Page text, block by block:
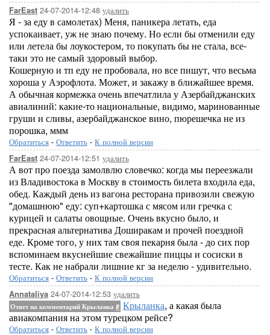
FarEast 24-07-2014-12:48 удалить
Я - за еду в самолетах) Меня, паникера летать, еда
успокаивает, уж не знаю почему. Но если бы отменили еду
или летела бы лоукостером, то покупать бы не стала, все-
таки это не самый здоровый выбор.
Кошерную и тп еду не пробовала, но все пишут, что весьма
хороша у Аэрофлота. Может, и закажу в ближайшее время.
А обычная кормежка очень впечатлила у Азербайджанских
авиалиний: какие-то национальные, видимо, маринованные
груши и сливы, азербайджанское вино, пюрешечка не из
порошка, ммм
Обратиться - Ответить - К полной версии
FarEast 24-07-2014-12:51 удалить
А вот про поезда замолвлю словечко: когда мы переезжали
из Владивостока в Москву в стоимость билета входила еда,
обед. Каждый день из вагона ресторана привозили свежую
"домашнюю" еду: суп+картошка с мясом или гречка с
курицей и салаты овощные. Очень вкусно было, и
прекрасная альтернатива Доширакам и прочей поездной
еде. Кроме того, у них там своя пекарня была - до сих пор
вспоминаем вкуснейшие свежайшие пиццы и сосиски в
тесте. Как не набрали лишние кг за неделю - удивительно.
Обратиться - Ответить - К полной версии
Annataliya 24-07-2014-12:53 удалить
Ответ на комментарий Крыланка # Крыланка, а какая была
авиакомпания на этом турецком рейсе?
Обратиться - Ответить - К полной версии